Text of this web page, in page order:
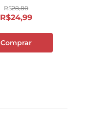
R$28,80
R$24,99
Comprar